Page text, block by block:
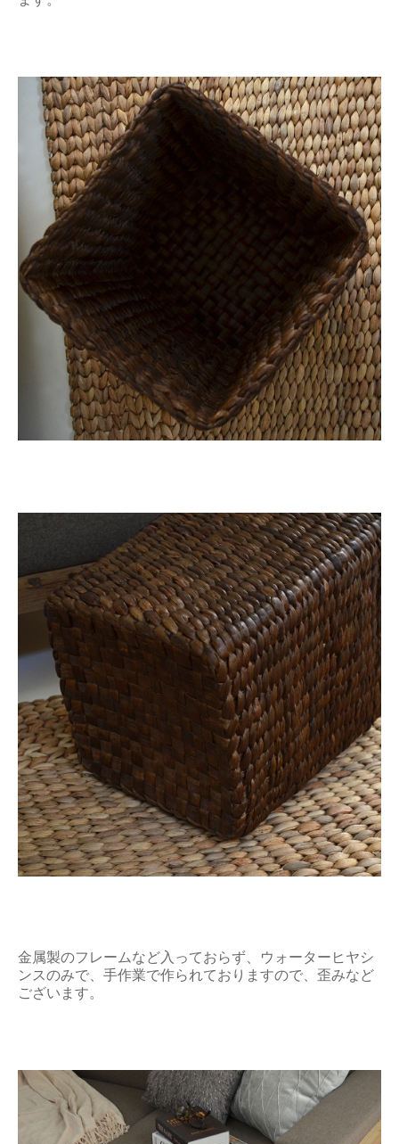
金属製のフレームなど入っておらず、ウォーターヒヤシ
ンスのみで、手作業で作られておりますので、歪みなど
ございます。